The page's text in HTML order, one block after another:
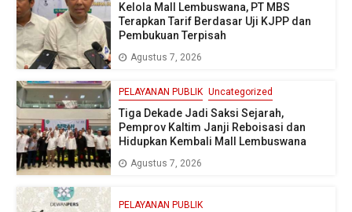
Kelola Mall Lembuswana, PT MBS
Terapkan Tarif Berdasar Uji KJPP dan
Pembukuan Terpisah
Agustus 7, 2026
PELAYANAN PUBLIK Uncategorized
Tiga Dekade Jadi Saksi Sejarah,
Pemprov Kaltim Janji Reboisasi dan
Hidupkan Kembali Mall Lembuswana
Agustus 7, 2026
PELAYANAN PUBLIK